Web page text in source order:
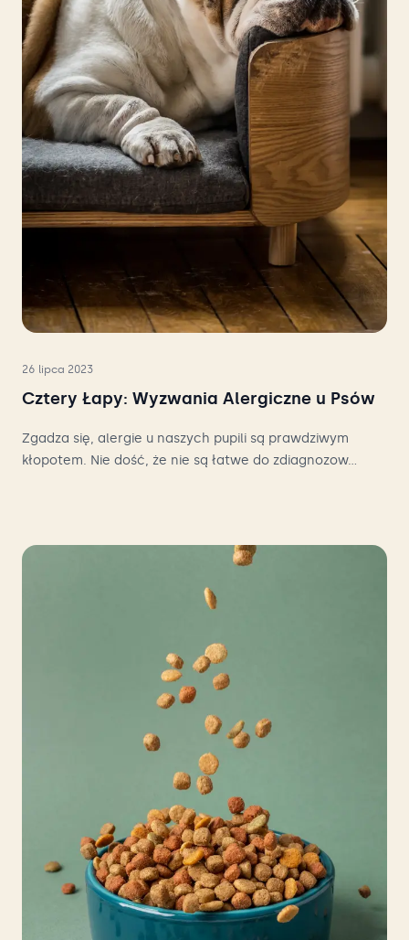
26 lipca 2023
Cztery Łapy: Wyzwania Alergiczne u Psów
Zgadza się, alergie u naszych pupili są prawdziwym
kłopotem. Nie dość, że nie są łatwe do zdiagnozow...